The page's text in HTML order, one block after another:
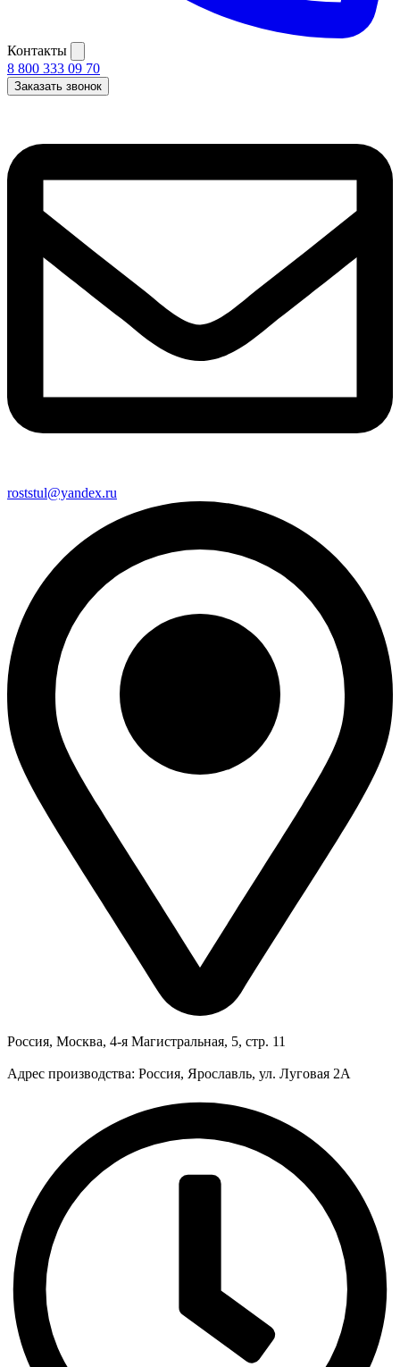
Контакты
8 800 333 09 70
Заказать звонок
roststul@yandex.ru
Россия, Москва, 4-я Магистральная, 5, стр. 11
Адрес производства: Россия, Ярославль, ул. Луговая 2А